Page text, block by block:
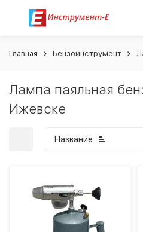
Главная Бензоинструмент
Лампа паяльная
Ижевске
Название
покупателей